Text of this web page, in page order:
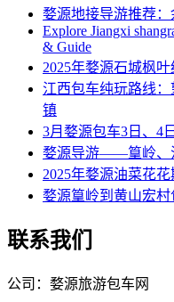
婺源地接导游推荐
Explore Jiangxi
& Guide
2025年婺源石城枫
江西包车纯玩路线
镇
3月婺源包车3日、4
婺源导游——篁岭、
2025年婺源油菜花
婺源篁岭到黄山宏村
联系我们
公司：婺源旅游包车网